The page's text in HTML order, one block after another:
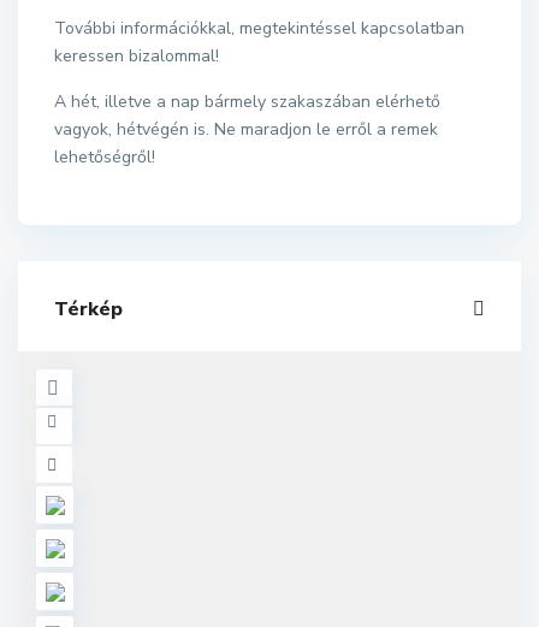
További információkkal, megtekintéssel kapcsolatban
keressen bizalommal!
A hét, illetve a nap bármely szakaszában elérhető
vagyok, hétvégén is. Ne maradjon le erről a remek
lehetőségről!
Térkép